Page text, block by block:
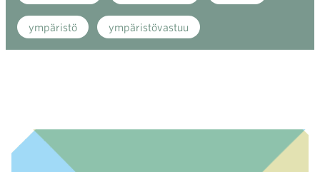
ympäristö ympäristövastuu